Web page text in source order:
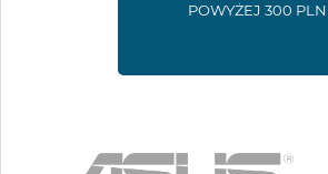
POWYŻEJ 300 PLN